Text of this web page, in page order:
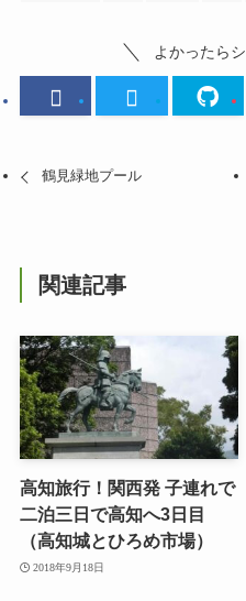
よかったら
鶴見緑地プール
関連記事
高知旅行！関西発 子連れで
二泊三日で高知へ3日目
（高知城とひろめ市場）
2018年9月18日